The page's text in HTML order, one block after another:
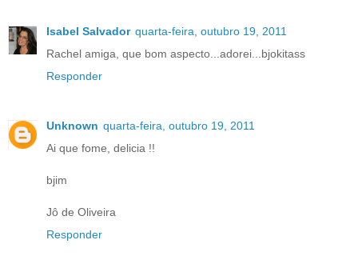
Isabel Salvador quarta-feira, outubro 19, 2011
Rachel amiga, que bom aspecto...adorei...bjokitass
Responder
Unknown quarta-feira, outubro 19, 2011
Ai que fome, delicia !!
bjim
Jô de Oliveira
Responder